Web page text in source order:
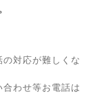
対応が難しくな
わせ等お電話は